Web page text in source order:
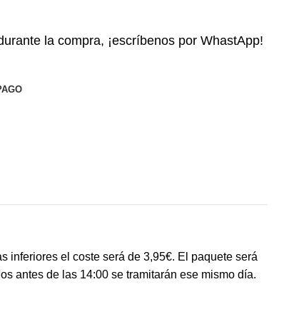
la compra, ¡escríbenos por WhastApp!
inferiores el coste será de 3,95€. El paquete será
antes de las 14:00 se tramitarán ese mismo día.